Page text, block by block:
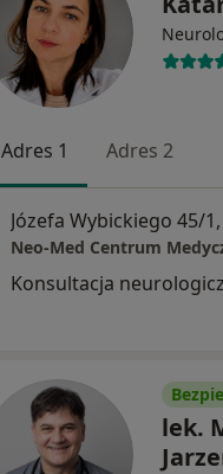
Adres 1 Adres 2
Józefa Wybickiego 45/
Neo-Med Centrum
Konsultacja
lek.